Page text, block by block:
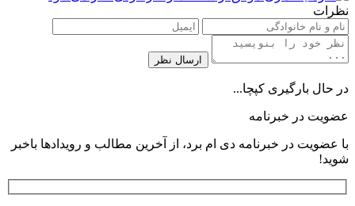
نظرات
در حال بارگیری کپچا...
عضویت در خبرنامه
با عضویت در خبرنامه دی ام برد، از آخرین مطالب و رویدادها باخبر
شوید!